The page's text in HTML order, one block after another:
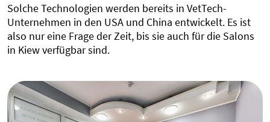
Solche Technologien werden bereits in VetTech-
Unternehmen in den USA und China entwickelt. Es ist
also nur eine Frage der Zeit, bis sie auch für die Salons
in Kiew verfügbar sind.